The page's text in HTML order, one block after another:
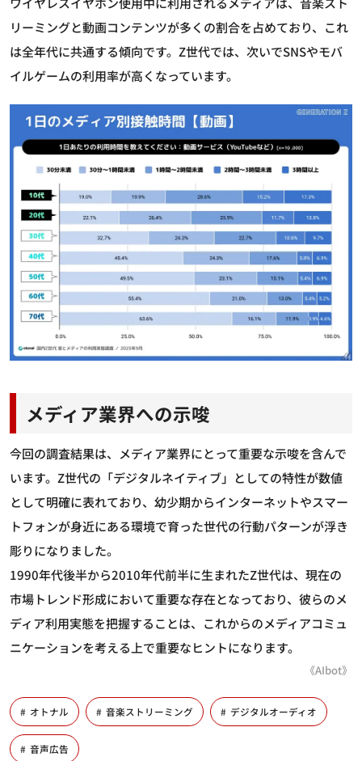
リーミングと動画コンテンツが多くの割合を占めており、これ
は全年代に共通する傾向です。Z世代では、次いでSNSやモバ
イルゲームの利用率が高くなっています。
メディア業界への示唆
今回の調査結果は、メディア業界にとって重要な示唆を含んで
います。Z世代の「デジタルネイティブ」としての特性が数値
として明確に表れており、幼少期からインターネットやスマー
トフォンが身近にある環境で育った世代の行動パターンが浮き
彫りになりました。
1990年代後半から2010年代前半に生まれたZ世代は、現在の
市場トレンド形成において重要な存在となっており、彼らのメ
ディア利用実態を把握することは、これからのメディアコミュ
ニケーションを考える上で重要なヒントになります。
《AIbot》
オトナル 音楽ストリーミング デジタルオーディオ
音声広告